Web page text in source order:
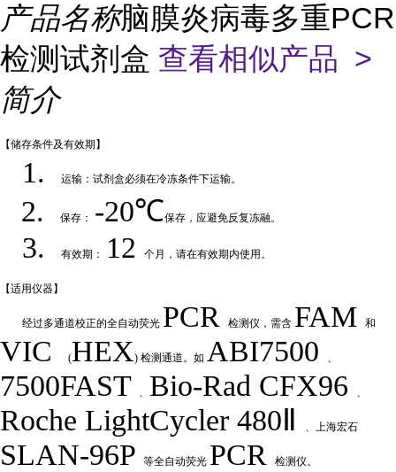
产品名称脑膜炎病毒多重PCR
检测试剂盒 查看相似产品 >
简介
【储存条件及有效期】
1.运输：试剂盒必须在冷冻条件下运输。
2.保存： -20℃保存，应避免反复冻融。
3. 有效期： 12 个月，请在有效期内使用 。
【适用仪器】
经过多通道校正的全自动荧光 PCR 检测仪，需含 FAM 和
VIC(HEX) 检测通道。如ABI7500 、
7500FAST 、 Bio-Rad CFX96 、
Roche LightCycler 480Ⅱ 、上海宏石
SLAN-96P等全自动荧光 PCR检测仪。